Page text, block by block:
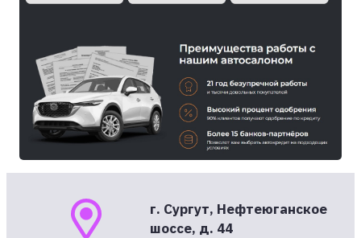
г. Сургут, Нефтеюганское
шоссе, д. 44